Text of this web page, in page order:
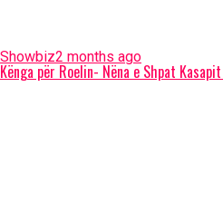
Showbiz2 months ago
Kënga për Roelin- Nëna e Shpat